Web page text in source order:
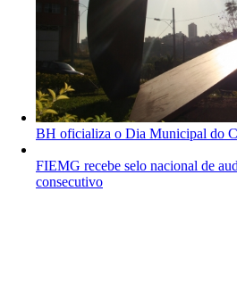
BH oficializa o Dia Municipal do
FIEMG recebe selo nacional de
consecutivo